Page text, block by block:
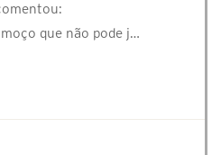
que não pode j…